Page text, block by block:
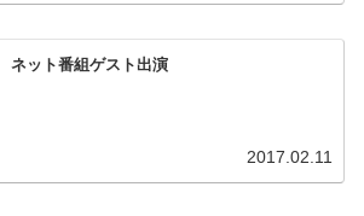
ネット番組ゲスト出演
2017.02.11